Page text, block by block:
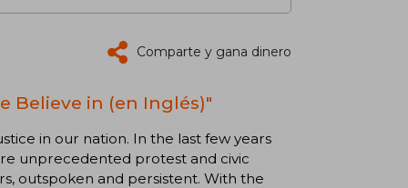
Comparte y gana dinero
Believe in (en Inglés)"
in our nation. In the last few years
unprecedented protest and civic
outspoken and persistent. With the